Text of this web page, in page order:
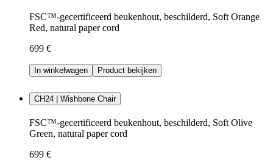
FSC™-gecertificeerd beukenhout, beschilderd, Soft Orange
Red, natural paper cord
699 €
In winkelwagen Product bekijken
CH24 | Wishbone Chair
FSC™-gecertificeerd beukenhout, beschilderd, Soft Olive
Green, natural paper cord
699 €